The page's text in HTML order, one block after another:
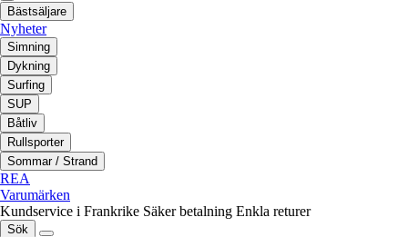
Bästsäljare
Nyheter
Simning
Dykning
Surfing
SUP
Båtliv
Rullsporter
Sommar / Strand
REA
Varumärken
Kundservice i Frankrike Säker betalning Enkla returer
Sök